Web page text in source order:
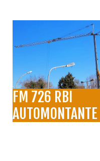
FM 726 RBI
AUTOMONTANTE